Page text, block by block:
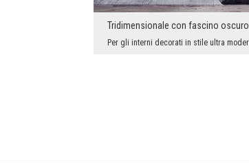
Tridimensionale con fascino oscuro